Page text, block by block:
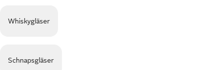
Whiskygläser
Schnapsgläser